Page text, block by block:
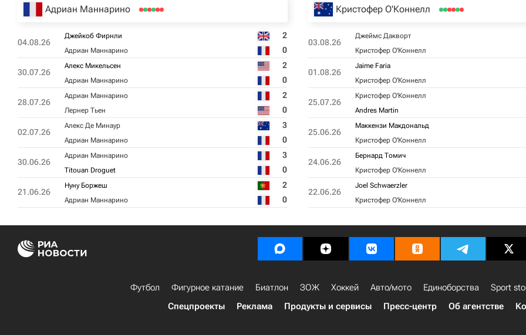
Адриан Маннарино
04.08.26
Джейкоб Фирнли 2
Адриан Маннарино 0
30.07.26
Алекс Микельсен 2
Адриан Маннарино 0
28.07.26
Адриан Маннарино 2
Лернер Тьен 0
02.07.26
Алекс Де Минаур 3
Адриан Маннарино 0
30.06.26
Адриан Маннарино 3
Titouan Droguet 0
21.06.26
Нуну Боржеш 2
Адриан Маннарино 0
Кристофер О'Коннелл
03.08.26
Джеймс Дакворт
Кристофер О'Коннелл
01.08.26
Jaime Faria
Кристофер О'Коннелл
25.07.26
Кристофер О'Коннелл
Andres Martin
25.06.26
Маккензи Макдональд
Кристофер О'Коннелл
24.06.26
Бернард Томич
Кристофер О'Коннелл
22.06.26
Joel Schwaerzler
Кристофер О'Коннелл
Футбол Фигурное катание Биатлон ЗОЖ Хоккей Авто/мото Единоборства Sport
Спецпроекты
Реклама Продукты и сервисы Пресс-центр Об агентстве